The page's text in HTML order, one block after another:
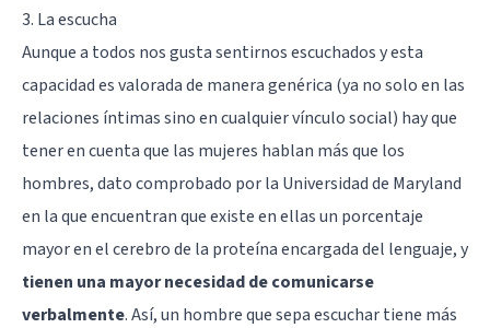
3. La escucha
Aunque a todos nos gusta sentirnos escuchados y esta
capacidad es valorada de manera genérica (ya no solo en las
relaciones íntimas sino en cualquier vínculo social) hay que
tener en cuenta que las mujeres hablan más que los
hombres, dato comprobado por la Universidad de Maryland
en la que encuentran que existe en ellas un porcentaje
mayor en el cerebro de la proteína encargada del lenguaje, y
tienen una mayor necesidad de comunicarse
verbalmente. Así, un hombre que sepa escuchar tiene más